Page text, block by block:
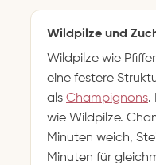
Wildpilze und
Wildpilze wie
eine festere
als Champignons.
wie Wildpilze.
Minuten weich,
Minuten für